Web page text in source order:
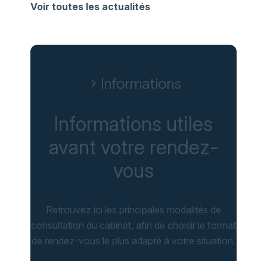
Voir toutes les actualités
chevron_right Informations
Informations utiles
avant votre rendez-
vous
Retrouvez ici les principales modalités de
consultation du cabinet, afin de choisir le format
de rendez-vous le plus adapté à votre situation.